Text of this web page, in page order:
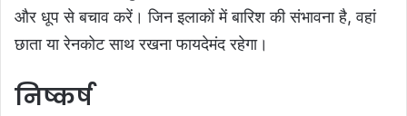
और धूप से बचाव करें। जिन इलाकों में बारिश की संभावना है, वहां
छाता या रेनकोट साथ रखना फायदेमंद रहेगा।
निष्कर्ष